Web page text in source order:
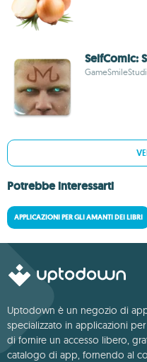
SelfComic:
Potrebbe interessarti
APPLICAZIONI PER GLI AMANTI DEI LIBRI
Uptodown è un negozio di
specializzato in applicazioni
di fornire un accesso libero,
catalogo di app, fornendo al